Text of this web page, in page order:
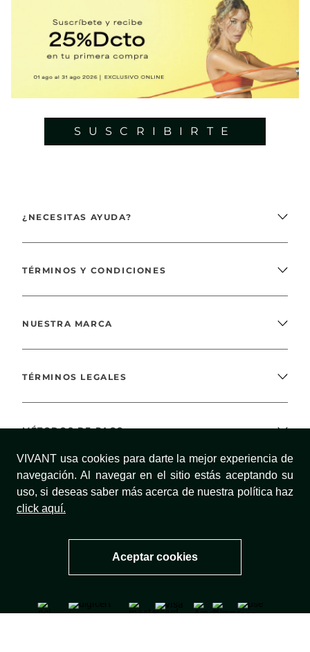
VIVANT usa cookies para darte la mejor experiencia de
navegación. Al navegar en el sitio estás aceptando su
uso, si deseas saber más acerca de nuestra política haz
click aquí.
Aceptar cookies
SUSCRIBIRTE
¿NECESITAS AYUDA?
TÉRMINOS Y CONDICIONES
NUESTRA MARCA
TÉRMINOS LEGALES
MÉTODOS DE PAGO
¡SÍGUENOS!